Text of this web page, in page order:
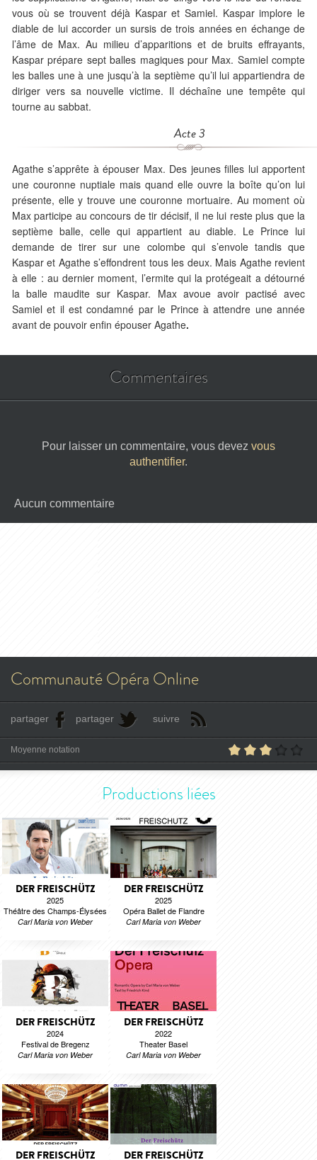
vous où se trouvent déjà Kaspar et Samiel. Kaspar implore le
diable de lui accorder un sursis de trois années en échange de
l’âme de Max. Au milieu d’apparitions et de bruits effrayants,
Kaspar prépare sept balles magiques pour Max. Samiel compte
les balles une à une jusqu’à la septième qu’il lui appartiendra de
diriger vers sa nouvelle victime. Il déchaîne une tempête qui
tourne au sabbat.
Acte 3
Agathe s’apprête à épouser Max. Des jeunes filles lui apportent
une couronne nuptiale mais quand elle ouvre la boîte qu’on lui
présente, elle y trouve une couronne mortuaire. Au moment où
Max participe au concours de tir décisif, il ne lui reste plus que la
septième balle, celle qui appartient au diable. Le Prince lui
demande de tirer sur une colombe qui s’envole tandis que
Kaspar et Agathe s’effondrent tous les deux. Mais Agathe revient
à elle : au dernier moment, l’ermite qui la protégeait a détourné
la balle maudite sur Kaspar. Max avoue avoir pactisé avec
Samiel et il est condamné par le Prince à attendre une année
avant de pouvoir enfin épouser Agathe.
Commentaires
Pour laisser un commentaire, vous devez vous
authentifier.
Aucun commentaire
Communauté Opéra Online
partager partager suivre
Moyenne notation
Productions liées
DER FREISCHÜTZ
2025
Théâtre des Champs-Élysées
Carl Maria von Weber
DER FREISCHÜTZ
2025
Opéra Ballet de Flandre
Carl Maria von Weber
DER FREISCHÜTZ
2024
Festival de Bregenz
Carl Maria von Weber
DER FREISCHÜTZ
2022
Theater Basel
Carl Maria von Weber
DER FREISCHÜTZ DER FREISCHÜTZ